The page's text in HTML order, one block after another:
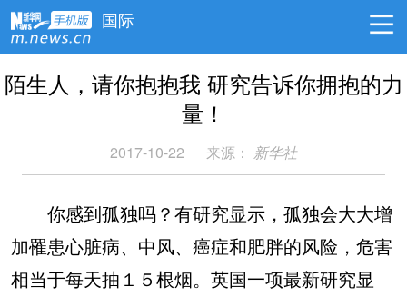
国际
陌生人，请你抱抱我 研究告诉你拥抱的力
量！
2017-10-22 来源： 新华社
你感到孤独吗？有研究显示，孤独会大大增
加罹患心脏病、中风、癌症和肥胖的风险，危害
相当于每天抽１５根烟。英国一项最新研究显